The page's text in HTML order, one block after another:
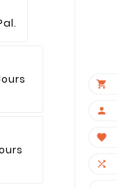



